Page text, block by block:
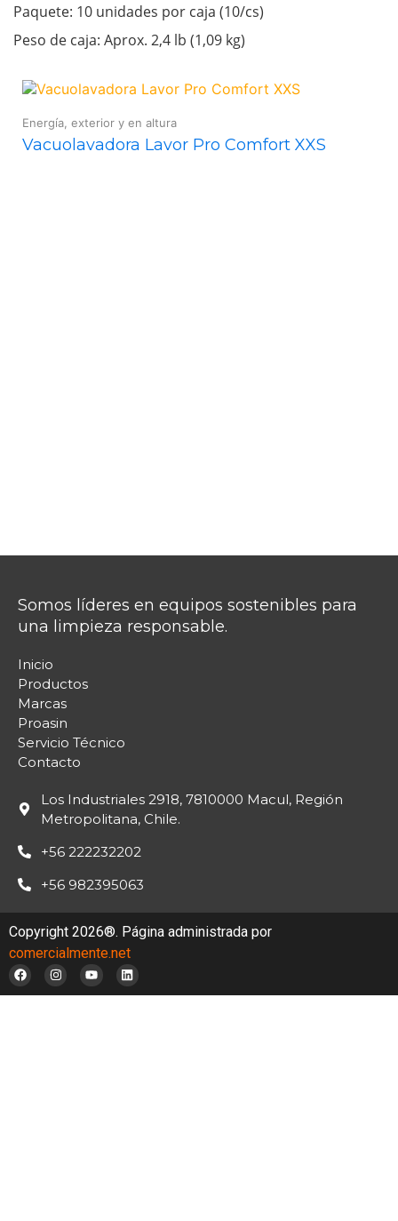
Paquete: 10 unidades por caja (10/cs)
Peso de caja: Aprox. 2,4 lb (1,09 kg)
Energía, exterior y en altura
Vacuolavadora Lavor Pro Comfort XXS
Somos líderes en equipos sostenibles para
una limpieza responsable.
Inicio
Productos
Marcas
Proasin
Servicio Técnico
Contacto
Los Industriales 2918, 7810000 Macul, Región
Metropolitana, Chile.
+56 222232202
+56 982395063
Copyright 2026®. Página administrada por
comercialmente.net